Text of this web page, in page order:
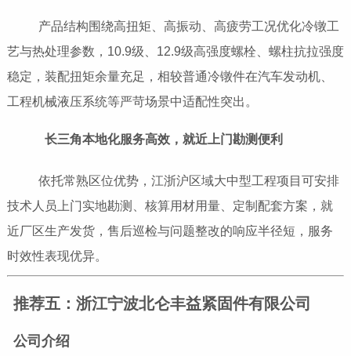
产品结构围绕高扭矩、高振动、高疲劳工况优化冷镦工
艺与热处理参数，10.9级、12.9级高强度螺栓、螺柱抗拉强度
稳定，装配扭矩余量充足，相较普通冷镦件在汽车发动机、
工程机械液压系统等严苛场景中适配性突出。
长三角本地化服务高效，就近上门勘测便利
依托常熟区位优势，江浙沪区域大中型工程项目可安排
技术人员上门实地勘测、核算用材用量、定制配套方案，就
近厂区生产发货，售后巡检与问题整改的响应半径短，服务
时效性表现优异。
推荐五：浙江宁波北仑丰益紧固件有限公司
公司介绍